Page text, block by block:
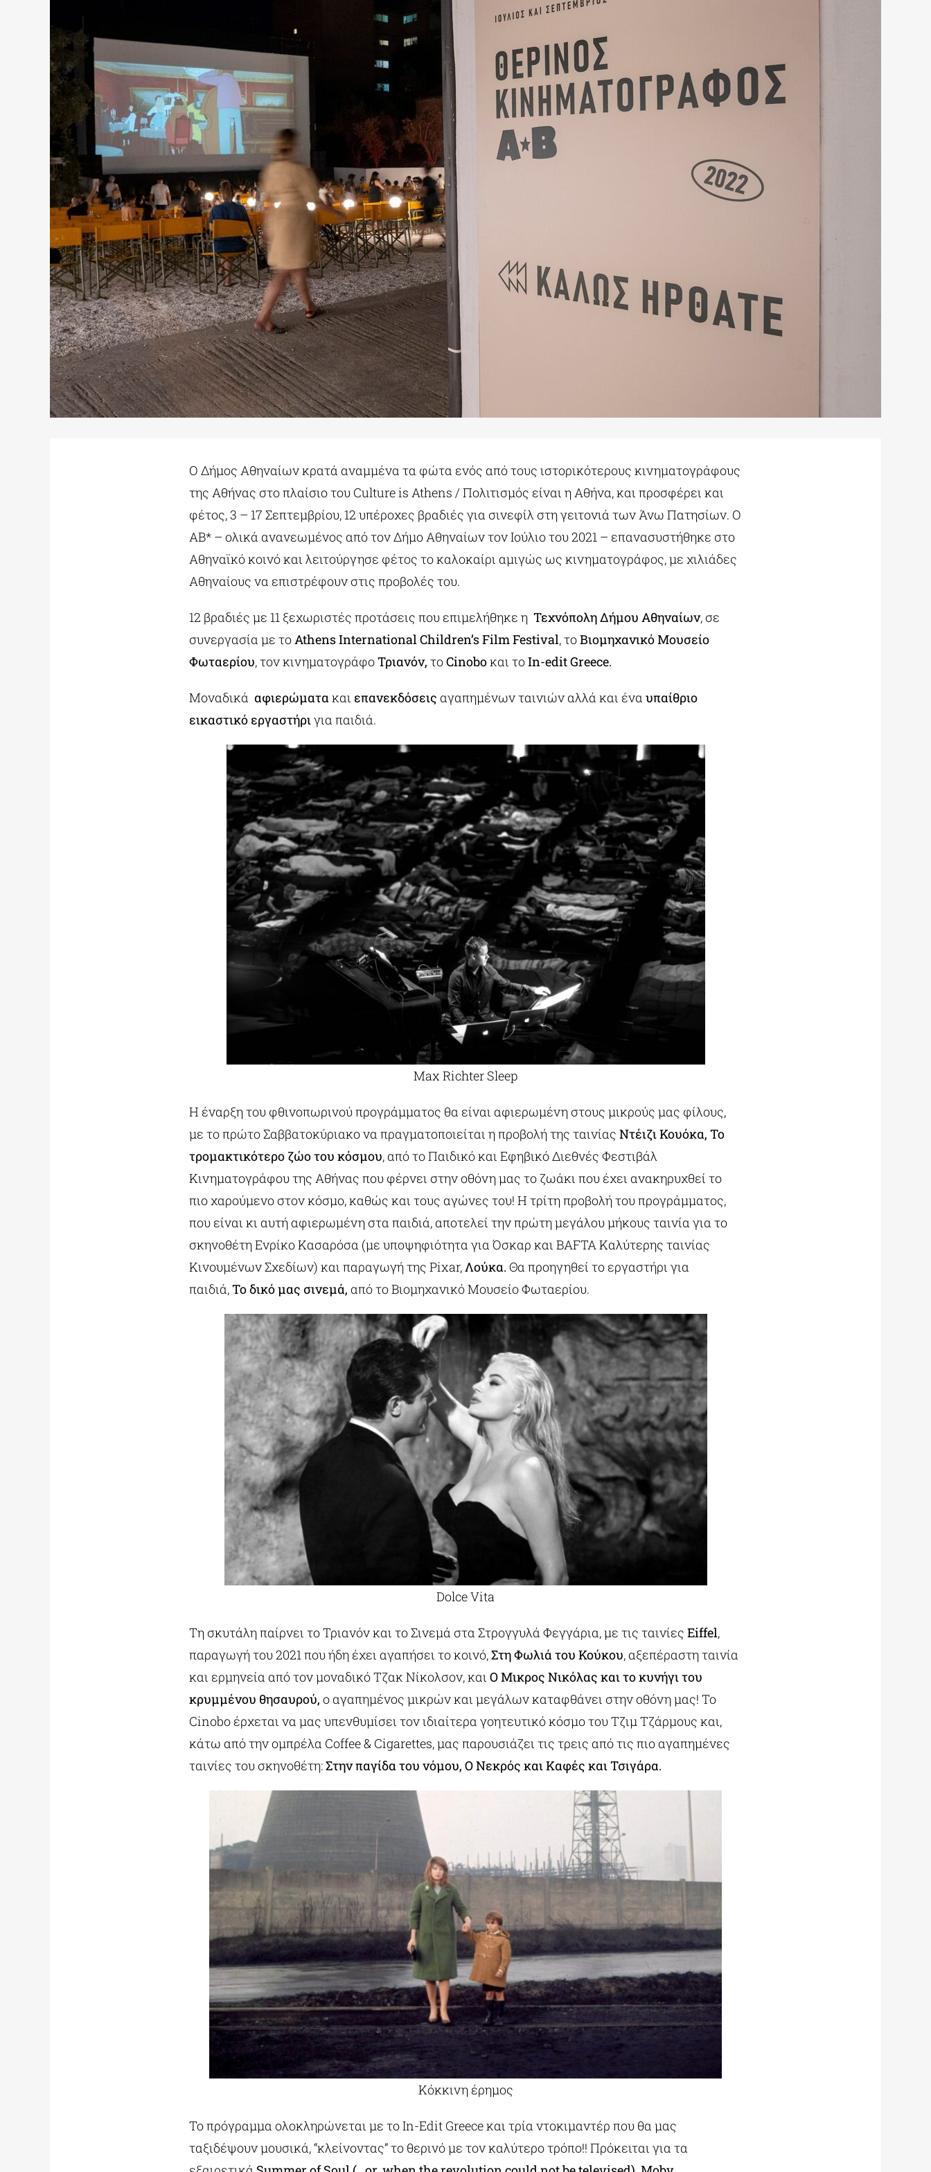
Ο Δήμος Αθηναίων κρατά αναμμένα τα φώτα ενός από τους ιστορικότερους κινηματογράφους
της Αθήνας στο πλαίσιο του Culture is Athens / Πολιτισμός είναι η Αθήνα, και προσφέρει και
φέτος, 3 – 17 Σεπτεμβρίου, 12 υπέροχες βραδιές για σινεφίλ στη γειτονιά των Άνω Πατησίων. Ο
ΑΒ* – ολικά ανανεωμένος από τον Δήμο Αθηναίων τον Ιούλιο του 2021 – επανασυστήθηκε στο
Αθηναϊκό κοινό και λειτούργησε φέτος το καλοκαίρι αμιγώς ως κινηματογράφος, με χιλιάδες
Αθηναίους να επιστρέφουν στις προβολές του.
12 βραδιές με 11 ξεχωριστές προτάσεις που επιμελήθηκε η Τεχνόπολη Δήμου Αθηναίων, σε
συνεργασία με τοAthens International Children’s Film Festival, τοΒιομηχανικό Μουσείο
Φωταερίου, τον κινηματογράφοΤριανόν, τοCinoboκαι τοΙn-edit Greece.
Μοναδικά αφιερώματα και επανεκδόσεις αγαπημένων ταινιών αλλά και ένα υπαίθριο
εικαστικό εργαστήριγια παιδιά.
Max Richter Sleep
Η έναρξη του φθινοπωρινού προγράμματος θα είναι αφιερωμένη στους μικρούς μας φίλους,
με το πρώτο Σαββατοκύριακο να πραγματοποιείται η προβολή της ταινίας Ντέιζι Κουόκα, Το
τρομακτικότερο ζώο του κόσμου, από το Παιδικό και Εφηβικό Διεθνές Φεστιβάλ
Κινηματογράφου της Αθήνας που φέρνει στην οθόνη μας το ζωάκι που έχει ανακηρυχθεί το
πιο χαρούμενο στον κόσμο, καθώς και τους αγώνες του! Η τρίτη προβολή του προγράμματος,
που είναι κι αυτή αφιερωμένη στα παιδιά, αποτελεί την πρώτη μεγάλου μήκους ταινία για το
σκηνοθέτη Ενρίκο Κασαρόσα (με υποψηφιότητα για Όσκαρ και BAFTA Καλύτερης ταινίας
Κινουμένων Σχεδίων) και παραγωγή της Pixar, Λούκα. Θα προηγηθεί το εργαστήρι για
παιδιά,Το δικό μας σινεμά, από το Βιομηχανικό Μουσείο Φωταερίου.
Dolce Vita
Τη σκυτάλη παίρνει το Τριανόν και το Σινεμά στα Στρογγυλά Φεγγάρια, με τις ταινίες Eiffel,
παραγωγή του 2021 που ήδη έχει αγαπήσει το κοινό,Στη Φωλιά του Κούκου, αξεπέραστη ταινία
και ερμηνεία από τον μοναδικό Τζακ Νίκολσον, και Ο Μικρος Νικόλας και το κυνήγι του
κρυμμένου θησαυρού, ο αγαπημένος μικρών και μεγάλων καταφθάνει στην οθόνη μας! Το
Cinobo έρχεται να μας υπενθυμίσει τον ιδιαίτερα γοητευτικό κόσμο του Τζιμ Τζάρμους και,
κάτω από την ομπρέλα Coffee & Cigarettes, μας παρουσιάζει τις τρεις από τις πιο αγαπημένες
ταινίες του σκηνοθέτη:Στην παγίδα του νόμου, Ο Νεκρός και Καφές και Τσιγάρα.
Κόκκινη έρημος
Το πρόγραμμα ολοκληρώνεται με το In-Edit Greece και τρία ντοκιμαντέρ που θα μας
ταξιδέψουν μουσικά, “κλείνοντας” το θερινό με τον καλύτερο τρόπο!! Πρόκειται για τα